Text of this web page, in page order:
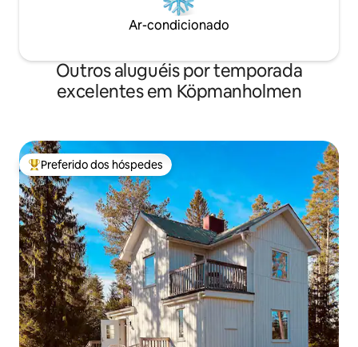
Ar-condicionado
Outros aluguéis por temporada
excelentes em Köpmanholmen
Entre os melhores preferidos dos hóspedes
Preferido dos hóspedes